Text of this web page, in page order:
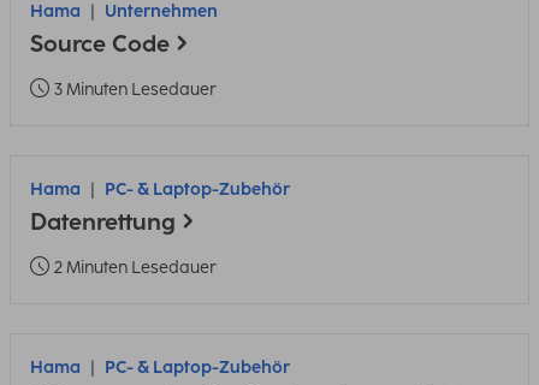
Hama Unternehmen
Source Code
3 Minuten Lesedauer
Hama PC- & Laptop-Zubehör
Datenrettung
2 Minuten Lesedauer
Hama PC- & Laptop-Zubehör